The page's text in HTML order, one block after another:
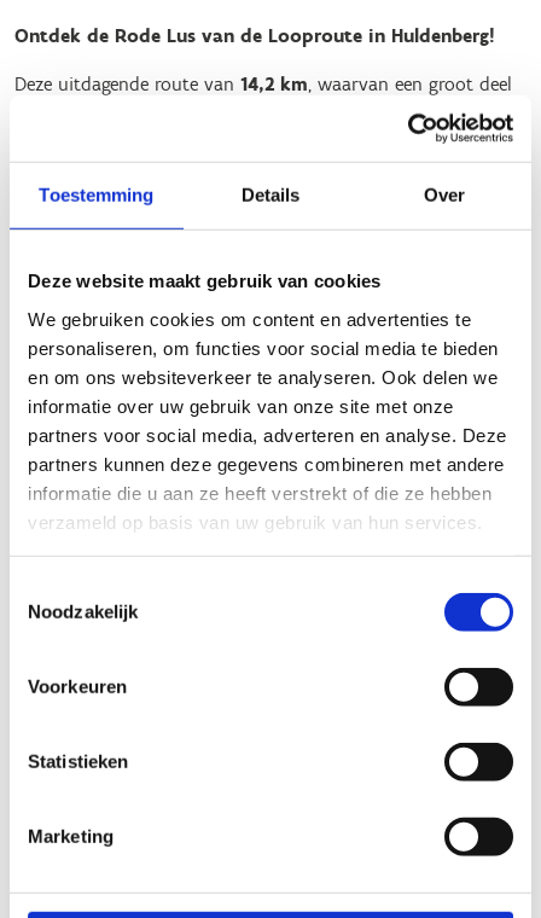
Toestemming Details Over
Deze website maakt gebruik van cookies
We gebruiken cookies om content en advertenties te
personaliseren, om functies voor social media te bieden
en om ons websiteverkeer te analyseren. Ook delen we
informatie over uw gebruik van onze site met onze
partners voor social media, adverteren en analyse. Deze
partners kunnen deze gegevens combineren met andere
informatie die u aan ze heeft verstrekt of die ze hebben
verzameld op basis van uw gebruik van hun services.
Noodzakelijk
Voorkeuren
Statistieken
Marketing
Ontdek de Rode Lus van de Looproute in Huldenberg!
Deze uitdagende route van 14,2 km, waarvan een groot deel
onverhard, begint bij het brugje over de IJse, tussen sportzaal
De Kronkel en basisschool Den Elzas. Onderweg wijzen bordjes
je de afgelegde afstand aan.
omgeving. 🌳🏃‍♂️🚶‍♀️
Kom en ervaar het zelf!
Startplaatsen
3040